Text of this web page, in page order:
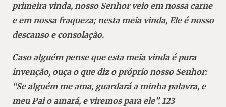
primeira vinda, nosso Senhor veio em nossa carne
e em nossa fraqueza; nesta meia vinda, Ele é nosso
descanso e consolação.
Caso alguém pense que esta meia vinda é pura
invenção, ouça o que diz o próprio nosso Senhor:
“Se alguém me ama, guardará a minha palavra, e
meu Pai o amará, e viremos para ele”. 123